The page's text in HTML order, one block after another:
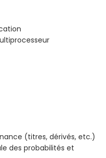
(titres, dérivés, etc.)
des probabilités et